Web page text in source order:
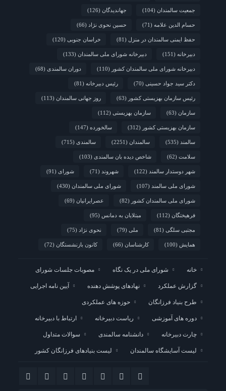
جمعیت سالمندان (104) جهاندیدگان (126)
حسام الدین علامه (71) حسین نحوی نژاد (66)
حفظ ایمنی سالمندان در منزل (81) خراسان جنوبی (120)
دبیرخانه (151) دبیرخانه شورای ملی سالمندان (133)
دبیرخانه شورای ملی سالمندان کشور (110) دوران سالمندی (68)
دکتر سید جواد حسینی (70) رئیس دبیرخانه (81)
رئیس سازمان بهزیستی کشور (63) روز جهانی سالمندان (113)
سازمان (63) سازمان بهزیستی (112)
سازمان بهزیستی کشور (312) سالخورده (147)
سالمند (535) سالمندان (2251) سالمندی (715)
سلامت (62) شاخص دیده بان سالمندی (103)
شهر دوستدار سالمند (122) شهروند (71) شورای (91)
شورای ملی سالمند (107) شورای ملی سالمندان (430)
شورای ملی سالمندان کشور (82) عصرایرانیان (69)
فرهیختگان (112) مبتلایان به دمانس (95)
مجتبی سلگی (81) ملی (79) نحوی نژاد (75)
همایش (100) کارشناسان (66) کانون بازنشستگان (72)
خانه شورای ملی در یک نگاه مصوبات جلسات شورای
گزارش عملکرد نهادهای پوشش دهنده آیین نامه اجرایی
طرح بنیاد فرزانگان حوزه های عملکردی
دوره های آموزشی ریاست دبیرخانه ارتباط با دبیرخانه
چارت دبیرخانه دانشنامه سالمندی سوالات متداول
لیست آسایشگاه سالمندان لیست بنیادهای فرزانگان کشور